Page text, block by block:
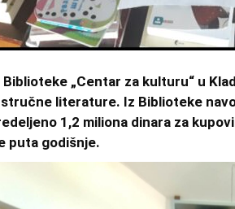
„Centar za kulturu“ u
literature. Iz Biblioteke
1,2 miliona dinara za
puta godišnje.